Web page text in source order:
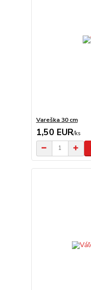
Vareška 30 cm
1,50 EUR/ks